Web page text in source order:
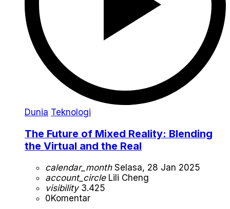
Dunia Teknologi
The Future of Mixed Reality: Blending
the Virtual and the Real
calendar_monthSelasa, 28 Jan 2025
account_circleLili Cheng
visibility3.425
0Komentar